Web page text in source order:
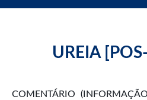
UREIA
COMENTÁRIO